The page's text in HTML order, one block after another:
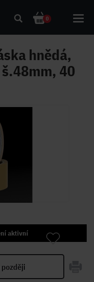
0
hnědá,
40
aktivní